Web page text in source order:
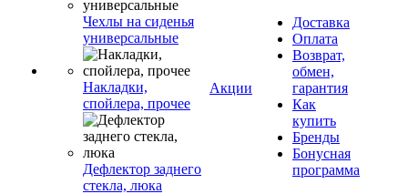
Чехлы на сиденья
универсальные
Накладки,
спойлера, прочее
Дефлектор заднего
стекла, люка
Акции
Доставка
Оплата
Возврат,
обмен,
гарантия
Как
купить
Бренды
Бонусная
программа